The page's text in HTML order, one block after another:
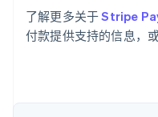
了解更多关于Stripe
付款提供支持的信息，
巴西
PortuguêsEnglish